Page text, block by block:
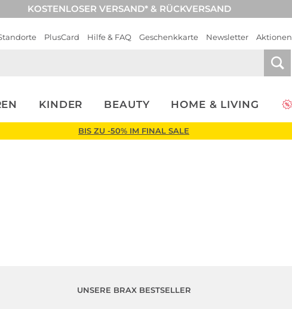
KOSTENLOSER VERSAND* & RÜCKVERSAND
PlusCard Hilfe & FAQ Geschenkkarte Newsletter Aktionen
KINDER BEAUTY HOME & LIVING
BIS ZU -50% IM FINAL SALE
UNSERE BRAX BESTSELLERGroße Größen